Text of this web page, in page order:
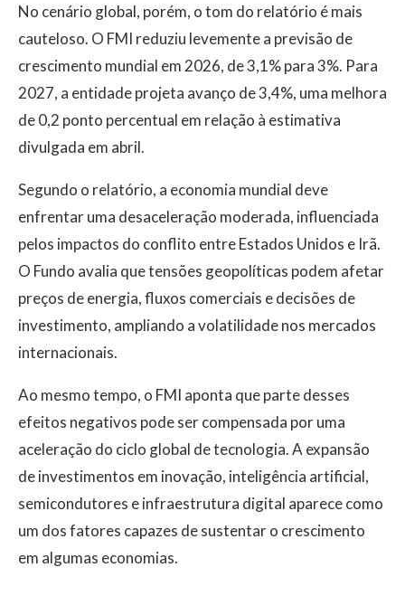
No cenário global, porém, o tom do relatório é mais
cauteloso. O FMI reduziu levemente a previsão de
crescimento mundial em 2026, de 3,1% para 3%. Para
2027, a entidade projeta avanço de 3,4%, uma melhora
de 0,2 ponto percentual em relação à estimativa
divulgada em abril.
Segundo o relatório, a economia mundial deve
enfrentar uma desaceleração moderada, influenciada
pelos impactos do conflito entre Estados Unidos e Irã.
O Fundo avalia que tensões geopolíticas podem afetar
preços de energia, fluxos comerciais e decisões de
investimento, ampliando a volatilidade nos mercados
internacionais.
Ao mesmo tempo, o FMI aponta que parte desses
efeitos negativos pode ser compensada por uma
aceleração do ciclo global de tecnologia. A expansão
de investimentos em inovação, inteligência artificial,
semicondutores e infraestrutura digital aparece como
um dos fatores capazes de sustentar o crescimento
em algumas economias.